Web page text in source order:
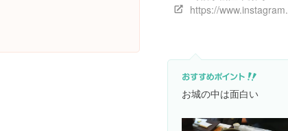
お城の中は面白い